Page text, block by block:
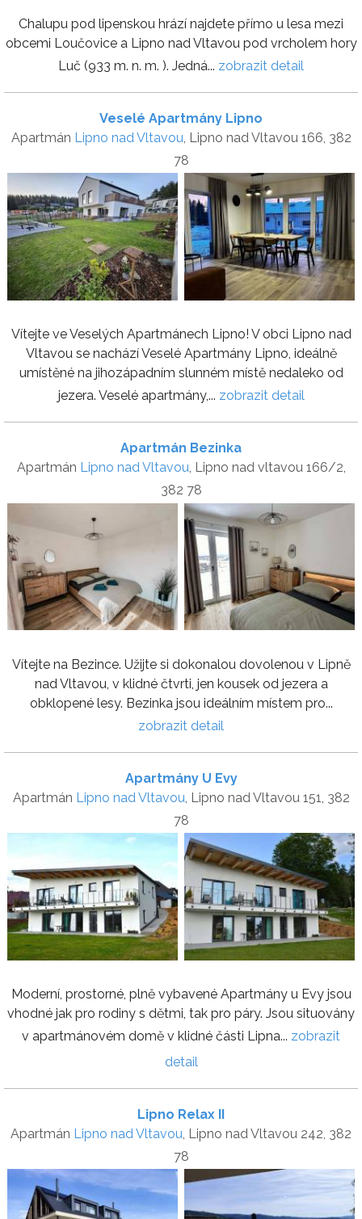
Chalupu pod lipenskou hrází najdete přímo u lesa mezi
obcemi Loučovice a Lipno nad Vltavou pod vrcholem hory
Luč (933 m. n. m. ). Jedná... zobrazit detail
Veselé Apartmány Lipno
Apartmán Lipno nad Vltavou, Lipno nad Vltavou 166, 382
78
Vítejte ve Veselých Apartmánech Lipno! V obci Lipno nad
Vltavou se nachází Veselé Apartmány Lipno, ideálně
umístěné na jihozápadním slunném místě nedaleko od
jezera. Veselé apartmány,... zobrazit detail
Apartmán Bezinka
Apartmán Lipno nad Vltavou, Lipno nad vltavou 166/2,
382 78
Vítejte na Bezince. Užijte si dokonalou dovolenou v Lipně
nad Vltavou, v klidné čtvrti, jen kousek od jezera a
obklopené lesy. Bezinka jsou ideálním místem pro...
zobrazit detail
Apartmány U Evy
Apartmán Lipno nad Vltavou , Lipno nad Vltavou 151, 382
78
Moderní, prostorné, plně vybavené Apartmány u Evy jsou
vhodné jak pro rodiny s dětmi, tak pro páry. Jsou situovány
v apartmánovém domě v klidné části Lipna... zobrazit
detail
Lipno Relax II
Apartmán Lipno nad Vltavou, Lipno nad Vltavou 242, 382
78